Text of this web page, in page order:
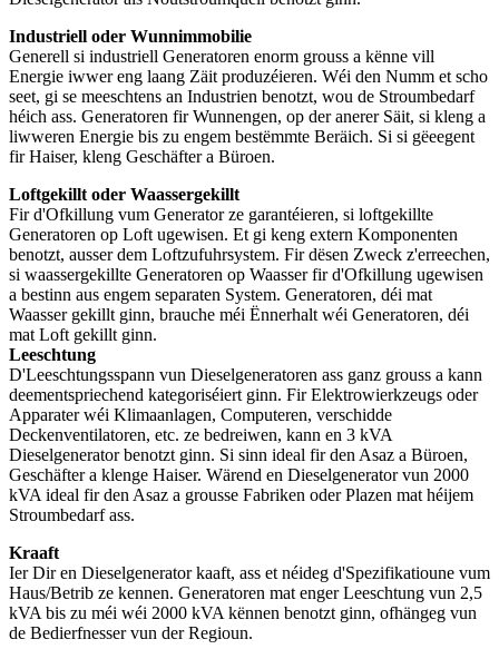
Industriell oder Wunnimmobilie
Generell si industriell Generatoren enorm grouss a kënne vill
Energie iwwer eng laang Zäit produzéieren. Wéi den Numm et scho
seet, gi se meeschtens an Industrien benotzt, wou de Stroumbedarf
héich ass. Generatoren fir Wunnengen, op der anerer Säit, si kleng a
liwweren Energie bis zu engem bestëmmte Beräich. Si si gëeegent
fir Haiser, kleng Geschäfter a Büroen.
Loftgekillt oder Waassergekillt
Fir d'Ofkillung vum Generator ze garantéieren, si loftgekillte
Generatoren op Loft ugewisen. Et gi keng extern Komponenten
benotzt, ausser dem Loftzufuhrsystem. Fir dësen Zweck z'erreechen,
si waassergekillte Generatoren op Waasser fir d'Ofkillung ugewisen
a bestinn aus engem separaten System. Generatoren, déi mat
Waasser gekillt ginn, brauche méi Ënnerhalt wéi Generatoren, déi
mat Loft gekillt ginn.
Leeschtung
D'Leeschtungsspann vun Dieselgeneratoren ass ganz grouss a kann
deementspriechend kategoriséiert ginn. Fir Elektrowierkzeugs oder
Apparater wéi Klimaanlagen, Computeren, verschidde
Deckenventilatoren, etc. ze bedreiwen, kann en 3 kVA
Dieselgenerator benotzt ginn. Si sinn ideal fir den Asaz a Büroen,
Geschäfter a klenge Haiser. Wärend en Dieselgenerator vun 2000
kVA ideal fir den Asaz a grousse Fabriken oder Plazen mat héijem
Stroumbedarf ass.
Kraaft
Ier Dir en Dieselgenerator kaaft, ass et néideg d'Spezifikatioune vum
Haus/Betrib ze kennen. Generatoren mat enger Leeschtung vun 2,5
kVA bis zu méi wéi 2000 kVA kënnen benotzt ginn, ofhängeg vun
de Bedierfnesser vun der Regioun.